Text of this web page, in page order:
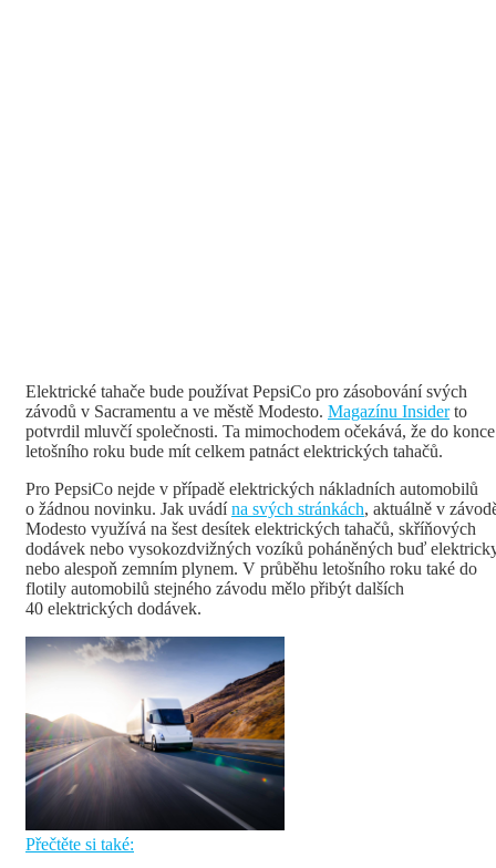
Elektrické tahače bude používat PepsiCo pro zásobování svých
závodů v Sacramentu a ve městě Modesto. Magazínu Insiderto
potvrdil mluvčí společnosti. Ta mimochodem očekává, že do konce
letošního roku bude mít celkem patnáct elektrických tahačů.
Pro PepsiCo nejde v případě elektrických nákladních automobilů
o žádnou novinku. Jak uvádína svých stránkách, aktuálně v
Modesto využívá na šest desítek elektrických tahačů, skříňových
dodávek nebo vysokozdvižných vozíků poháněných buď
nebo alespoň zemním plynem. V průběhu letošního roku také do
flotily automobilů stejného závodu mělo přibýt dalších
40 elektrických dodávek.
Přečtěte si také: